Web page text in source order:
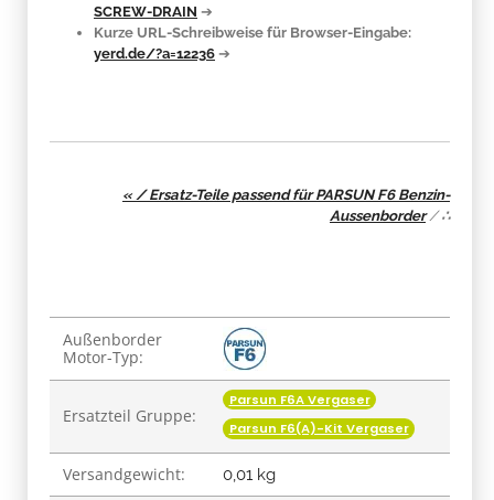
SCREW-DRAIN ➔
Kurze URL-Schreibweise für Browser-Eingabe:
yerd.de/?a=12236 ➔
« / Ersatz-Teile passend für PARSUN F6 Benzin-
Aussenborder/∴
Produkteigenschaft
Wert
Außenborder
Motor-Typ:
Ersatzteil Gruppe:
Parsun F6A Vergaser
Parsun F6(A)-Kit Vergaser
Versandgewicht: 0,01 kg